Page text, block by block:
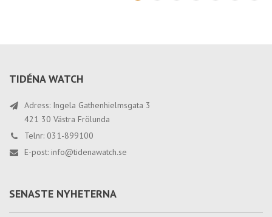
TIDÉNA WATCH
Adress: Ingela Gathenhielmsgata 3
421 30 Västra Frölunda
Telnr: 031-899100
E-post: info@tidenawatch.se
SENASTE NYHETERNA